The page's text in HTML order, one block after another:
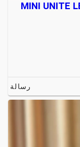
MINI UNITE
رسالة